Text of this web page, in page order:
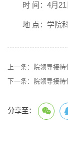
时 间：4月
地 点：学院
上一条：
院领导接待
下一条：
院领导接待
分享至：